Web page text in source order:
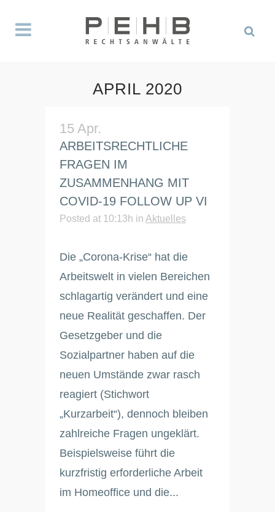
APRIL 2020
15 Apr.
ARBEITSRECHTLICHE
FRAGEN IM
ZUSAMMENHANG MIT
COVID-19 FOLLOW UP VI
Posted at 10:13h in Aktuelles
Die „Corona-Krise“ hat die
Arbeitswelt in vielen Bereichen
schlagartig verändert und eine
neue Realität geschaffen. Der
Gesetzgeber und die
Sozialpartner haben auf die
neuen Umstände zwar rasch
reagiert (Stichwort
„Kurzarbeit“), dennoch bleiben
zahlreiche Fragen ungeklärt.
Beispielsweise führt die
kurzfristig erforderliche Arbeit
im Homeoffice und die...